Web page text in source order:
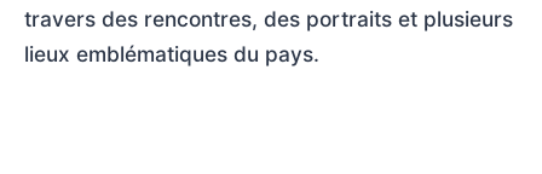
travers des rencontres, des portraits et plusieurs
lieux emblématiques du pays.